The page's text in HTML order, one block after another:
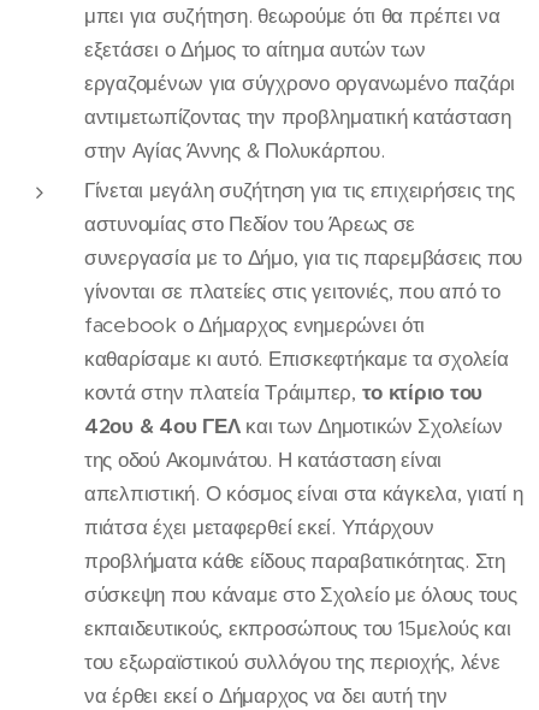
μπει για συζήτηση. θεωρούμε ότι θα πρέπει να
εξετάσει ο Δήμος το αίτημα αυτών των
εργαζομένων για σύγχρονο οργανωμένο παζάρι
αντιμετωπίζοντας την προβληματική κατάσταση
στην Αγίας Άννης & Πολυκάρπου.
Γίνεται μεγάλη συζήτηση για τις επιχειρήσεις της
αστυνομίας στο Πεδίον του Άρεως σε
συνεργασία με το Δήμο, για τις παρεμβάσεις που
γίνονται σε πλατείες στις γειτονιές, που από το
facebook ο Δήμαρχος ενημερώνει ότι
καθαρίσαμε κι αυτό. Επισκεφτήκαμε τα σχολεία
κοντά στην πλατεία Τράιμπερ, το κτίριο του
42ου & 4ου ΓΕΛ και των Δημοτικών Σχολείων
της οδού Ακομινάτου. Η κατάσταση είναι
απελπιστική. Ο κόσμος είναι στα κάγκελα, γιατί η
πιάτσα έχει μεταφερθεί εκεί. Υπάρχουν
προβλήματα κάθε είδους παραβατικότητας. Στη
σύσκεψη που κάναμε στο Σχολείο με όλους τους
εκπαιδευτικούς, εκπροσώπους του 15μελούς και
του εξωραϊστικού συλλόγου της περιοχής, λένε
να έρθει εκεί ο Δήμαρχος να δει αυτή την